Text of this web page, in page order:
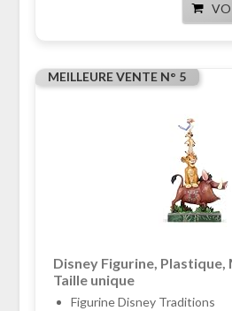
MEILLEURE VENTE N° 5
Disney Figurine,
Taille unique
Figurine Disney Traditions